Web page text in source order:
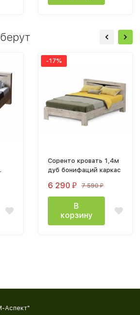
-17%
Соренто кровать 1,4м
дуб бонифаций каркас
6 290 ₽ 7 590₽
В
корзину